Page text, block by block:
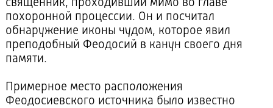
священник, проходивший мимо во главе
похоронной процессии. Он и посчитал
обнаружение иконы чудом, которое явил
преподобный Феодосий в канун своего дня
памяти.
Примерное место расположения
Феодосиевского источника было известно